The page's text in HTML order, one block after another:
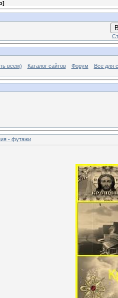
]
всем) Каталог сайтов Форум Все для
- футажи